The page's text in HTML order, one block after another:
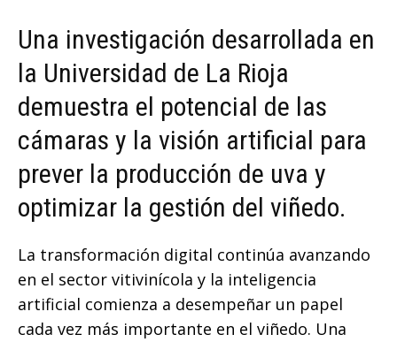
Una investigación desarrollada en
la Universidad de La Rioja
demuestra el potencial de las
cámaras y la visión artificial para
prever la producción de uva y
optimizar la gestión del viñedo.
La transformación digital continúa avanzando
en el sector vitivinícola y la inteligencia
artificial comienza a desempeñar un papel
cada vez más importante en el viñedo. Una